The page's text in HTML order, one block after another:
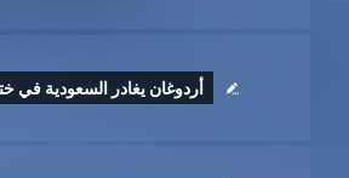
أردوغان يغادر السعودية في